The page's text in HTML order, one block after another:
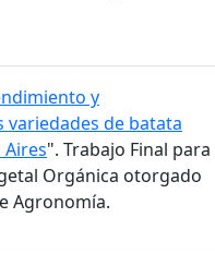
y
de batata
". Trabajo Final para
Orgánica otorgado
Agronomía.